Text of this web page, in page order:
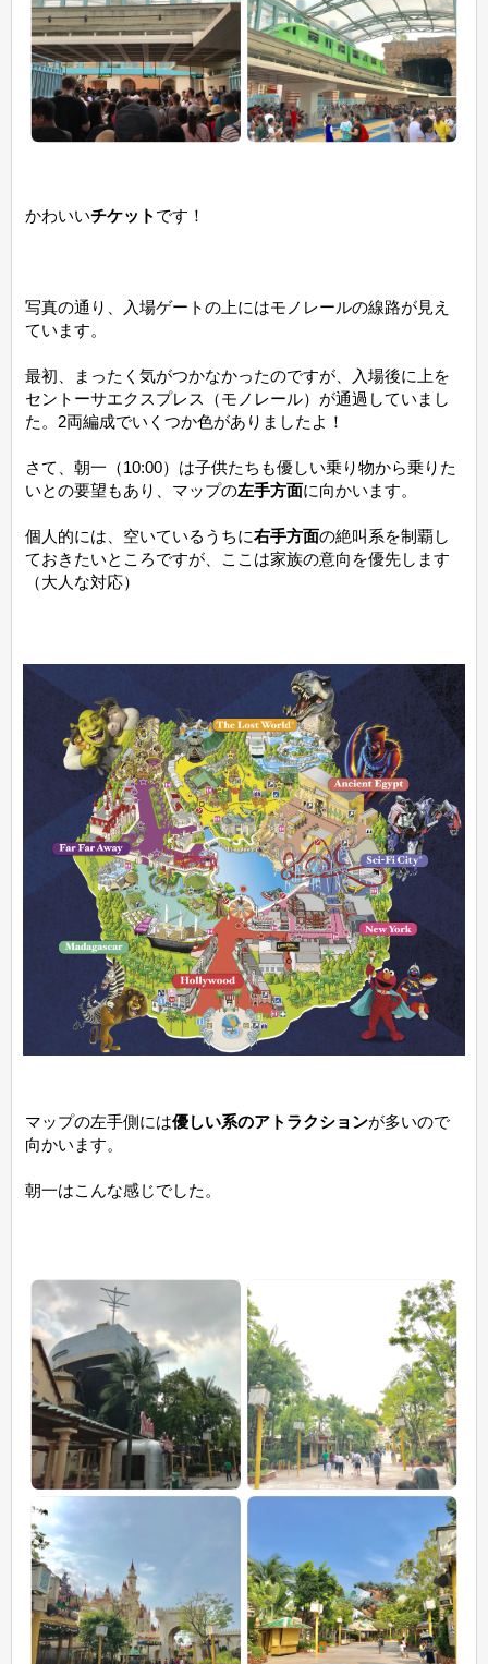
かわいいチケット です！
写真の通り、入場ゲートの上にはモノレールの線路が見え
ています。
最初、まったく気がつかなかったのですが、入場後に上を
セントーサエクスプレス（モノレール）が通過していまし
た。2両編成でいくつか色がありましたよ！
さて、朝一（10:00）は子供たちも優しい乗り物から乗りた
いとの要望もあり、マップの左手方面に向かいます。
個人的には、空いているうちに右手方面の絶叫系を制覇し
ておきたいところですが、ここは家族の意向を優先します
（大人な対応）
マップの左手側には優しい系のアトラクションが多いので
向かいます。
朝一はこんな感じでした。